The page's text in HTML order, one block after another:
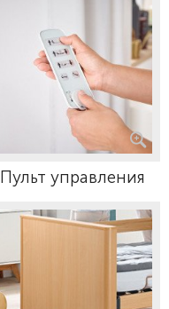
Пульт управления